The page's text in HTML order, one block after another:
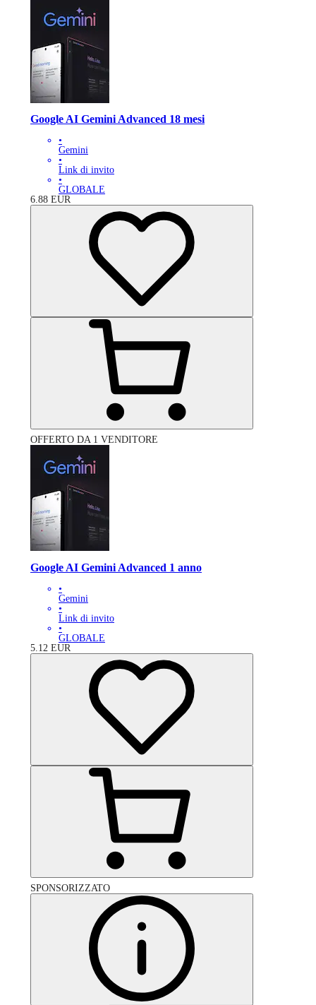
Google AI Gemini Advanced 18 mesi
•
Gemini
•
Link di invito
•
GLOBALE
6.88 EUR
OFFERTO DA 1 VENDITORE
Google AI Gemini Advanced 1 anno
•
Gemini
•
Link di invito
•
GLOBALE
5.12 EUR
SPONSORIZZATO